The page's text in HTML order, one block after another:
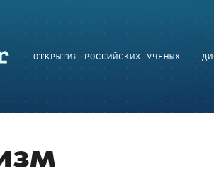
ОТКРЫТИЯ РОССИЙСКИХ УЧЕНЫХ